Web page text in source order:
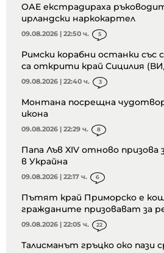
ОАЕ екстрадираха
ирландски наркокартел
09.08.2026 | 22:50 ч. 5
Римски корабни останки
са открити край Сицилия
09.08.2026 | 22:40 ч. 3
Монтана посрещна
икона
09.08.2026 | 22:29 ч. 8
Папа Лъв XIV отново призова
в Украйна
09.08.2026 | 22:17 ч. 6
Пътят край Приморско е
гражданите призовават за
09.08.2026 | 22:05 ч. 22
Талисманът гръцко око пази